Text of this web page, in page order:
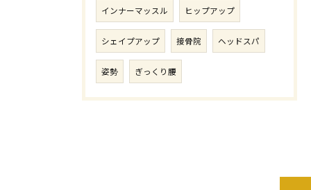
インナーマッスル ヒップアップ
シェイプアップ 接骨院 ヘッドスパ
姿勢 ぎっくり腰